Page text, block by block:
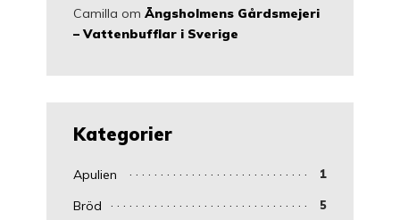
Camilla om Ängsholmens Gårdsmejeri
– Vattenbufflar i Sverige
Kategorier
Apulien 1
Bröd 5